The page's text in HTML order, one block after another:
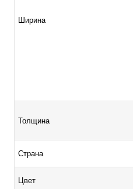
Ширина
Толщина
Страна
Цвет